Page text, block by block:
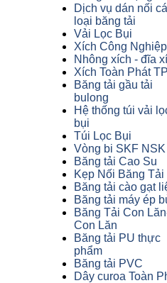
Dịch vụ dán nối
loại băng tải
Vải Lọc Bụi
Xích Công Nghiệp
Nhông xích - đĩa
Xích Toàn Phát
Băng tải gầu tải
bulong
Hệ thống túi vải
bụi
Túi Lọc Bụi
Vòng bi SKF NSK
Băng tải Cao Su
Kẹp Nối Băng Tải
Băng tải cào gạt
Băng tải máy ép
Băng Tải Con
Con Lăn
Băng tải PU thực
phẩm
Băng tải PVC
Dây curoa Toàn